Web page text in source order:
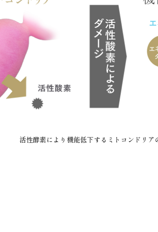
活性酵素により機能低下するミトコンドリア